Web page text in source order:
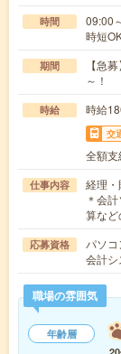
時間
09:00
時短
期間
【急
～！
時給 時給
交
全額支
仕事内容
経理
＊会
算など
応募資格
パソ
会計
職場の雰囲気
年齢層